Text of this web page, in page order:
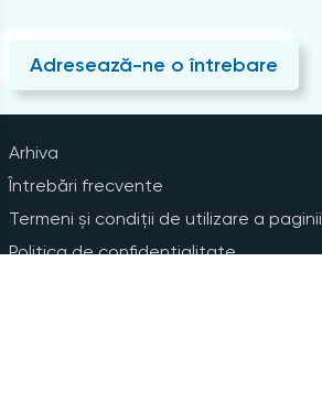
Adresează-ne o întrebare
Arhiva
Întrebări frecvente
Termeni și condiții de utilizare a paginii
Politica de confidențialitate